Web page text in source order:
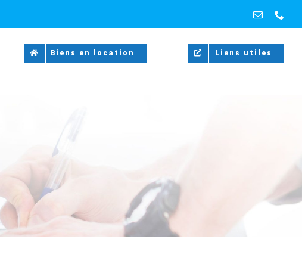
Email
Biens en location Liens utiles